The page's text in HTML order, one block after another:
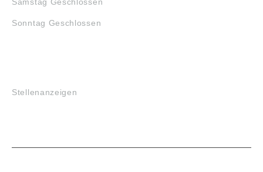
Sonntag Geschlossen
Stellenanzeigen